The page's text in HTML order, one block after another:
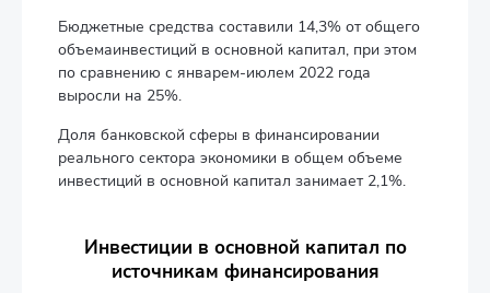
Бюджетные средства составили 14,3% от общего
объемаинвестиций в основной капитал, при этом
по сравнению с январем-июлем 2022 года
выросли на 25%.
Доля банковской сферы в финансировании
реального сектора экономики в общем объеме
инвестиций в основной капитал занимает 2,1%.
Инвестиции в основной капитал по
источникам финансирования